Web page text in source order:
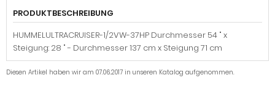
PRODUKTBESCHREIBUNG
HUMMELULTRACRUISER-1/2VW-37HP Durchmesser 54 " x
Steigung: 28 " - Durchmesser 137 cm x Steigung 71 cm
Diesen Artikel haben wir am 07.06.2017 in unseren Katalog aufgenommen.